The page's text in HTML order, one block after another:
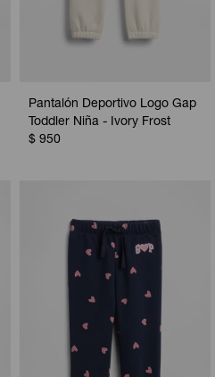
Pantalón Deportivo Logo Gap
Toddler Niña - Ivory Frost
$ 950